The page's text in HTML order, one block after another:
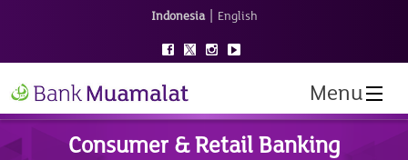
Indonesia | English
Menu
Consumer & Retail Banking